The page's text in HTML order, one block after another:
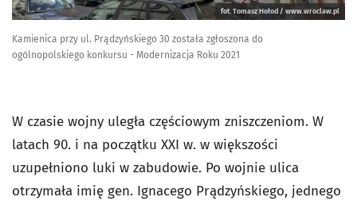
fot. Tomasz Hołod / www.wroclaw.pl
Kamienica przy ul. Prądzyńskiego 30 została zgłoszona do
ogólnopolskiego konkursu - Modernizacja Roku 2021
W czasie wojny uległa częściowym zniszczeniom. W
latach 90. i na początku XXI w. w większości
uzupełniono luki w zabudowie. Po wojnie ulica
otrzymała imię gen. Ignacego Prądzyńskiego, jednego